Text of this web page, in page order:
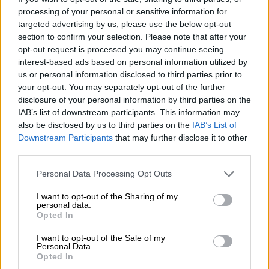
processing of your personal or sensitive information for
targeted advertising by us, please use the below opt-out
section to confirm your selection. Please note that after your
opt-out request is processed you may continue seeing
interest-based ads based on personal information utilized by
us or personal information disclosed to third parties prior to
your opt-out. You may separately opt-out of the further
disclosure of your personal information by third parties on the
IAB’s list of downstream participants. This information may
also be disclosed by us to third parties on the IAB’s List of
Downstream Participants that may further disclose it to other
Please note that this website/app uses one or more Google
not limited to your visit or usage behaviour. You may click to
grant or deny consent to Google and its third-party tags to
use your data for below specified purposes in below Google
consent section.
Personal Data Processing Opt Outs
I want to opt-out of the Sharing of my
personal data.
Opted In
I want to opt-out of the Sale of my
Personal Data.
Opted In
αξιολόγηση της προόδου στην υλοποίηση
της δέσμευσης για αμυντικές δαπάνες
ύψους 5% τουΑΕΠετησίως έως το 2035.
Πρόκειται για μια συγκυρία κατά την οποία η
ανάγκη για ισχυρότερη ευρωπαϊκή συμβολή
στη συλλογική άμυνα και για δικαιότερο
επιμερισμό των βαρών βρίσκεται στο
επίκεντρο της διατλαντικής συζήτησης.
Κυβερνητικές πηγές σημειώνουν πως «η
Ελλάδαπροσέρχεται στηΣύνοδομε την
αυτοπεποίθηση ενός ισχυρού και αξιόπιστου
συμμάχου, που όχι μόνο τηρεί διαχρονικά τις
δεσμεύσεις του, αλλά βρίσκεται στην πρώτη
γραμμή των χωρών της Συμμαχίας που
υλοποιούν ήδη τους στόχους που
συμφωνήθηκαν στη